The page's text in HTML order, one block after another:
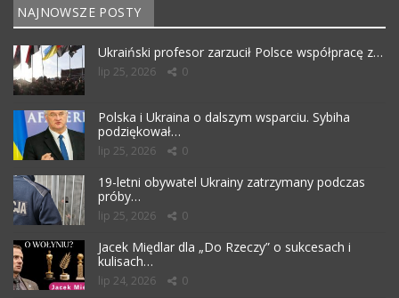
NAJNOWSZE POSTY
Ukraiński profesor zarzucił Polsce współpracę z…
lip 25, 2026 0
Polska i Ukraina o dalszym wsparciu. Sybiha
podziękował…
lip 25, 2026 0
19-letni obywatel Ukrainy zatrzymany podczas
próby…
lip 25, 2026 0
Jacek Międlar dla „Do Rzeczy” o sukcesach i
kulisach…
lip 24, 2026 0